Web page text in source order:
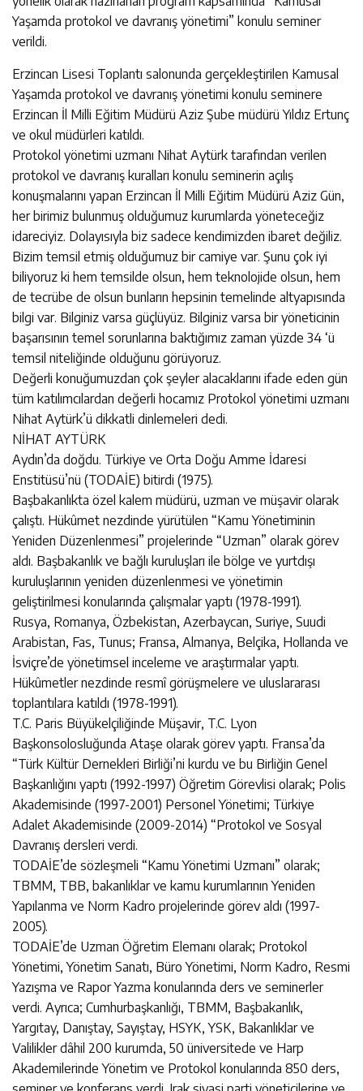
Yaşamda protokol ve davranış yönetimi” konulu seminer
verildi.
Erzincan Lisesi Toplantı salonunda gerçekleştirilen Kamusal
Yaşamda protokol ve davranış yönetimi konulu seminere
Erzincan İl Milli Eğitim Müdürü Aziz Şube müdürü Yıldız Ertunç
ve okul müdürleri katıldı.
Protokol yönetimi uzmanı Nihat Aytürk tarafından verilen
protokol ve davranış kuralları konulu seminerin açılış
konuşmalarını yapan Erzincan İl Milli Eğitim Müdürü Aziz Gün,
her birimiz bulunmuş olduğumuz kurumlarda yöneteceğiz
idareciyiz. Dolayısıyla biz sadece kendimizden ibaret değiliz.
Bizim temsil etmiş olduğumuz bir camiye var. Şunu çok iyi
biliyoruz ki hem temsilde olsun, hem teknolojide olsun, hem
de tecrübe de olsun bunların hepsinin temelinde altyapısında
bilgi var. Bilginiz varsa güçlüyüz. Bilginiz varsa bir yöneticinin
başarısının temel sorunlarına baktığımız zaman yüzde 34 ‘ü
temsil niteliğinde olduğunu görüyoruz.
Değerli konuğumuzdan çok şeyler alacaklarını ifade eden gün
tüm katılımcılardan değerli hocamız Protokol yönetimi uzmanı
Nihat Aytürk’ü dikkatli dinlemeleri dedi.
NİHAT AYTÜRK
Aydın’da doğdu. Türkiye ve Orta Doğu Amme İdaresi
Enstitüsü’nü (TODAİE) bitirdi (1975).
Başbakanlıkta özel kalem müdürü, uzman ve müşavir olarak
çalıştı. Hükûmet nezdinde yürütülen “Kamu Yönetiminin
Yeniden Düzenlenmesi” projelerinde “Uzman” olarak görev
aldı. Başbakanlık ve bağlı kuruluşları ile bölge ve yurtdışı
kuruluşlarının yeniden düzenlenmesi ve yönetimin
geliştirilmesi konularında çalışmalar yaptı (1978-1991).
Rusya, Romanya, Özbekistan, Azerbaycan, Suriye, Suudi
Arabistan, Fas, Tunus; Fransa, Almanya, Belçika, Hollanda ve
İsviçre’de yönetimsel inceleme ve araştırmalar yaptı.
Hükûmetler nezdinde resmî görüşmelere ve uluslararası
toplantılara katıldı (1978-1991).
T.C. Paris Büyükelçiliğinde Müşavir, T.C. Lyon
Başkonsolosluğunda Ataşe olarak görev yaptı. Fransa’da
“Türk Kültür Dernekleri Birliği’ni kurdu ve bu Birliğin Genel
Başkanlığını yaptı (1992-1997) Öğretim Görevlisi olarak; Polis
Akademisinde (1997-2001) Personel Yönetimi; Türkiye
Adalet Akademisinde (2009-2014) “Protokol ve Sosyal
Davranış dersleri verdi.
TODAİE’de sözleşmeli “Kamu Yönetimi Uzmanı” olarak;
TBMM, TBB, bakanlıklar ve kamu kurumlarının Yeniden
Yapılanma ve Norm Kadro projelerinde görev aldı (1997-
2005).
TODAİE’de Uzman Öğretim Elemanı olarak; Protokol
Yönetimi, Yönetim Sanatı, Büro Yönetimi, Norm Kadro, Resmi
Yazışma ve Rapor Yazma konularında ders ve seminerler
verdi. Ayrıca; Cumhurbaşkanlığı, TBMM, Başbakanlık,
Yargıtay, Danıştay, Sayıştay, HSYK, YSK, Bakanlıklar ve
Valilikler dâhil 200 kurumda, 50 üniversitede ve Harp
Akademilerinde Yönetim ve Protokol konularında 850 ders,